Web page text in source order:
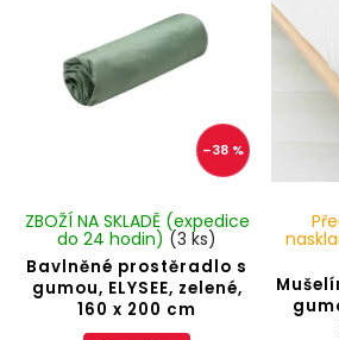
–38 %
Bavlněné prostěradlo s
gumou, ELYSEE, zelené,
160 x 200 cm
ZBOŽÍ NA SKLADĚ (expedice
do 24 hodin) (3 ks)